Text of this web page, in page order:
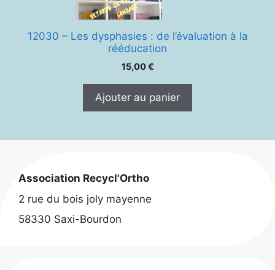
12030 – Les dysphasies : de l’évaluation à la
rééducation
15,00€
Ajouter au panier
Association Recycl'Ortho
2 rue du bois joly mayenne
58330 Saxi-Bourdon